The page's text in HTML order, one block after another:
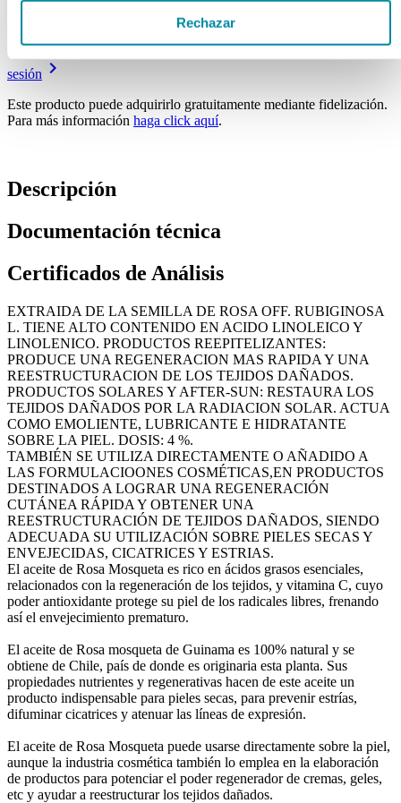
Rechazar
Para visualizar precios debe estarregistradokeyboard_arrow_righty haberiniciado
sesión keyboard_arrow_right
Este producto puede adquirirlo gratuitamente mediante fidelización.
Para más información haga click aquí.
Descripción
Documentación técnica
Certificados de Análisis
EXTRAIDA DE LA SEMILLA DE ROSA OFF. RUBIGINOSA
L. TIENE ALTO CONTENIDO EN ACIDO LINOLEICO Y
LINOLENICO. PRODUCTOS REEPITELIZANTES:
PRODUCE UNA REGENERACION MAS RAPIDA Y UNA
REESTRUCTURACION DE LOS TEJIDOS DAÑADOS.
PRODUCTOS SOLARES Y AFTER-SUN: RESTAURA LOS
TEJIDOS DAÑADOS POR LA RADIACION SOLAR. ACTUA
COMO EMOLIENTE, LUBRICANTE E HIDRATANTE
SOBRE LA PIEL. DOSIS: 4 %.
TAMBIÉN SE UTILIZA DIRECTAMENTE O AÑADIDO A
LAS FORMULACIOONES COSMÉTICAS,EN PRODUCTOS
DESTINADOS A LOGRAR UNA REGENERACIÓN
CUTÁNEA RÁPIDA Y OBTENER UNA
REESTRUCTURACIÓN DE TEJIDOS DAÑADOS, SIENDO
ADECUADA SU UTILIZACIÓN SOBRE PIELES SECAS Y
ENVEJECIDAS, CICATRICES Y ESTRIAS.
El aceite de Rosa Mosqueta es rico en ácidos grasos esenciales,
relacionados con la regeneración de los tejidos, y vitamina C, cuyo
poder antioxidante protege su piel de los radicales libres, frenando
así el envejecimiento prematuro.
El aceite de Rosa mosqueta de Guinama es 100% natural y se
obtiene de Chile, país de donde es originaria esta planta. Sus
propiedades nutrientes y regenerativas hacen de este aceite un
producto indispensable para pieles secas, para prevenir estrías,
difuminar cicatrices y atenuar las líneas de expresión.
El aceite de Rosa Mosqueta puede usarse directamente sobre la piel,
aunque la industria cosmética también lo emplea en la elaboración
de productos para potenciar el poder regenerador de cremas, geles,
etc y ayudar a reestructurar los tejidos dañados.